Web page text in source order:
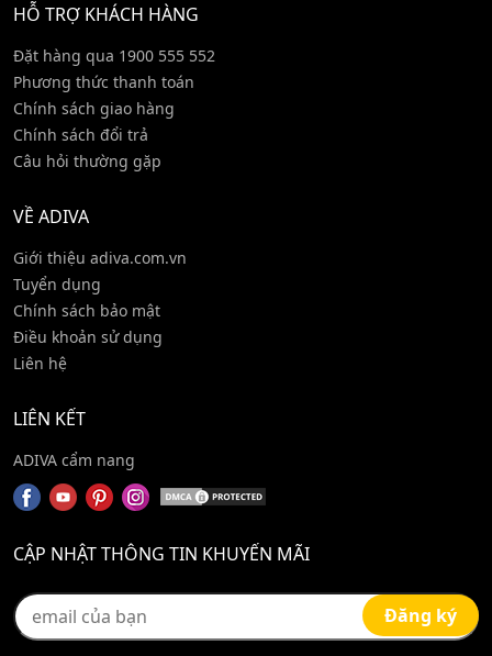
HỖ TRỢ KHÁCH HÀNG
Đặt hàng qua 1900 555 552
Phương thức thanh toán
Chính sách giao hàng
Chính sách đổi trả
Câu hỏi thường gặp
VỀ ADIVA
Giới thiệu adiva.com.vn
Tuyển dụng
Chính sách bảo mật
Điều khoản sử dụng
Liên hệ
LIÊN KẾT
ADIVA cẩm nang
CẬP NHẬT THÔNG TIN KHUYẾN MÃI